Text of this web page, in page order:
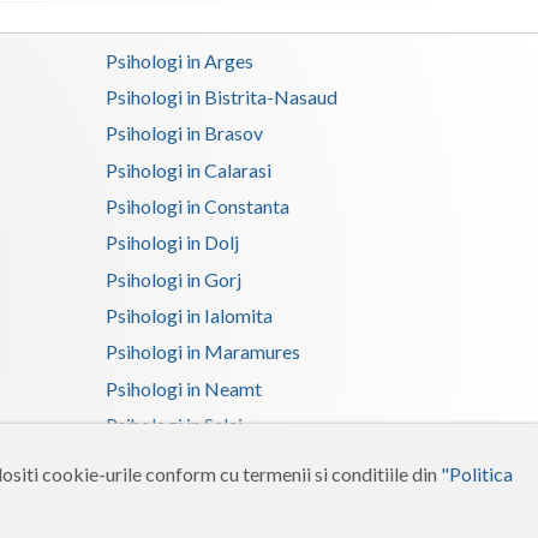
cookie-urile conform cu termenii si conditiile din "Politica
Psihoterapie - Interventie psihoterapeutica in ... (1)
Psihologi in Arges
Psihologi in Bistrita-Nasaud
Psihologi in Brasov
Psihologi in Calarasi
Psihologi in Constanta
Psihologi in Dolj
Psihologi in Gorj
Psihologi in Ialomita
Psihologi in Maramures
Psihologi in Neamt
Psihologi in Salaj